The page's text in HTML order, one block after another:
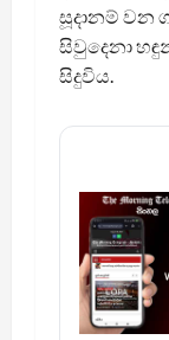
සූදානම් වන
සිවුදෙනා
සිදුවිය.